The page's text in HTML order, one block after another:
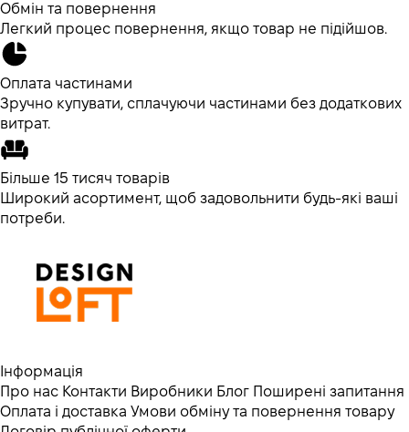
Обмін та повернення
Легкий процес повернення, якщо товар не підійшов.
Оплата частинами
Зручно купувати, сплачуючи частинами без додаткових
витрат.
Більше 15 тисяч товарів
Широкий асортимент, щоб задовольнити будь-які ваші
потреби.
Інформація
Про нас Контакти Виробники Блог Поширені запитання
Оплата і доставка Умови обміну та повернення товару